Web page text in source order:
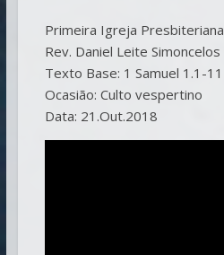
Primeira Igreja
Rev. Daniel Leite Simoncelos
Texto Base: 1 Samuel 1.1-11
Ocasião: Culto vespertino
Data: 21.Out.2018